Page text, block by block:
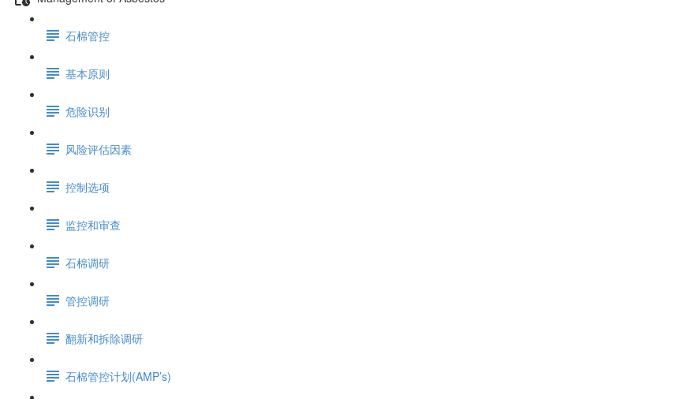
石棉管控
基本原则
危险识别
风险评估因素
控制选项
监控和审查
石棉调研
管控调研
翻新和拆除调研
石棉管控计划(AMP’s)